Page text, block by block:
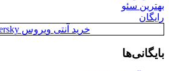
بهترین سئو
رایگان
خرید آنتی ویروس Kaspersky
بایگانی‌ها